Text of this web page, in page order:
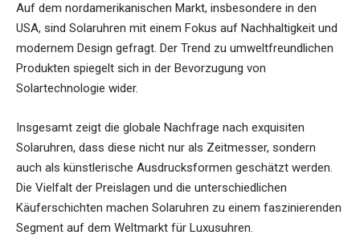
Auf dem nordamerikanischen Markt, insbesondere in den
USA, sind Solaruhren mit einem Fokus auf Nachhaltigkeit und
modernem Design gefragt. Der Trend zu umweltfreundlichen
Produkten spiegelt sich in der Bevorzugung von
Solartechnologie wider.
Insgesamt zeigt die globale Nachfrage nach exquisiten
Solaruhren, dass diese nicht nur als Zeitmesser, sondern
auch als künstlerische Ausdrucksformen geschätzt werden.
Die Vielfalt der Preislagen und die unterschiedlichen
Käuferschichten machen Solaruhren zu einem faszinierenden
Segment auf dem Weltmarkt für Luxusuhren.